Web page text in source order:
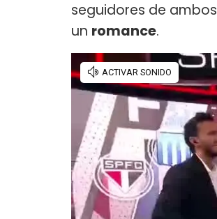
seguidores de
un romance.